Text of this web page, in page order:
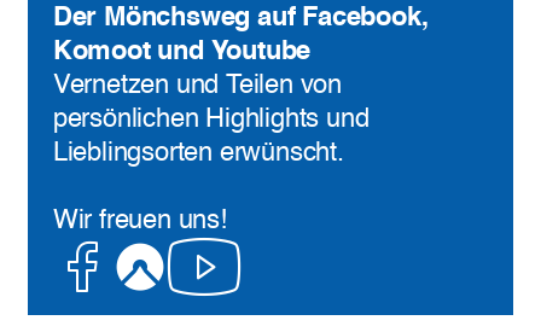
Der Mönchsweg auf Facebook,
Komoot und Youtube
Vernetzen und Teilen von
persönlichen Highlights und
Lieblingsorten erwünscht.
Wir freuen uns!
Facebook
KomootYoutube